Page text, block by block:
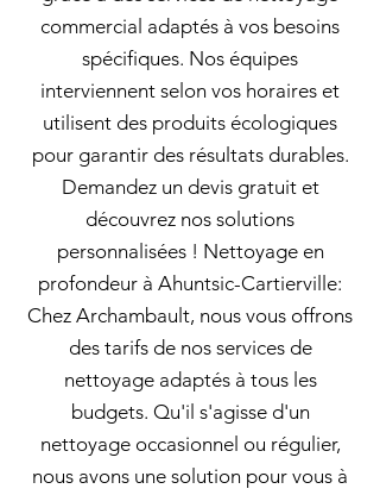
commercial adaptés à vos besoins
spécifiques. Nos équipes
interviennent selon vos horaires et
utilisent des produits écologiques
pour garantir des résultats durables.
Demandez un devis gratuit et
découvrez nos solutions
personnalisées ! Nettoyage en
profondeur à Ahuntsic-Cartierville:
Chez Archambault, nous vous offrons
des tarifs de nos services de
nettoyage adaptés à tous les
budgets. Qu'il s'agisse d'un
nettoyage occasionnel ou régulier,
nous avons une solution pour vous à